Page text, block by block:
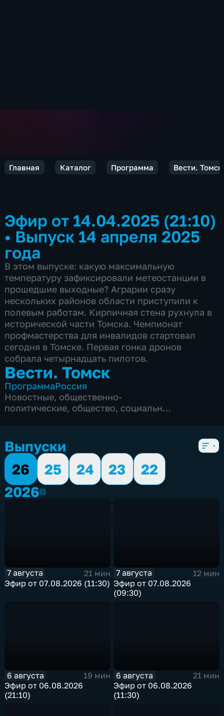
Главная Каталог Программа Вести. Томск
Эфир от 14.04.2025 (21:10)
• Выпуск 14 апреля 2025
года
В этом выпуске: какую максимальную
температуру зафиксировали метеостанции в
прошедшие выходные? Аграрии сразу
нескольких районов области приступили к
полевым работам. Кирпичная стена рухнула в
исторической части Томска. Чемпионат
профмастерства для инвалидов стартовал
сегодня в Томске. Первая гонка дронов
собрала четырнадцать пилотов.
Вести. Томск
ПрограммаРоссия
Новостные, общественно-
политические, общество, социально-
Выпуски
26
25 24 23
22
20262026
7 августа
21 мин
Эфир от 07.08.2026 (11:30)
7 августа
12 мин
Эфир от 07.08.2026
(09:30)
6 августа
19 мин
Эфир от 06.08.2026
(21:10)
6 августа
21 мин
Эфир от 06.08.2026
(11:30)